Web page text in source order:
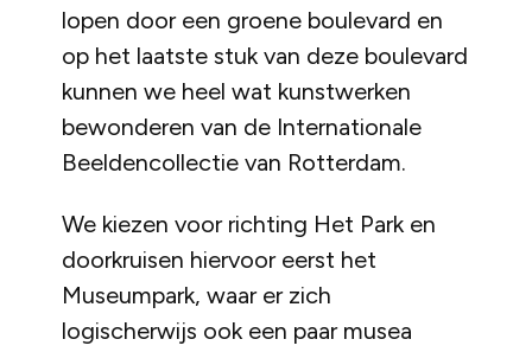
lopen door een groene boulevard en
op het laatste stuk van deze boulevard
kunnen we heel wat kunstwerken
bewonderen van de Internationale
Beeldencollectie van Rotterdam.
We kiezen voor richting Het Park en
doorkruisen hiervoor eerst het
Museumpark, waar er zich
logischerwijs ook een paar musea